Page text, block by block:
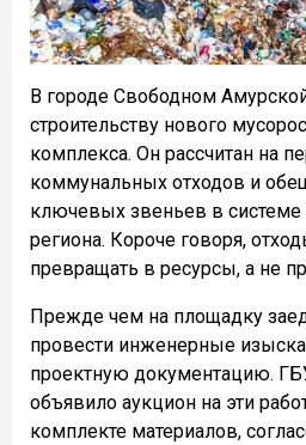
В городе Свободном Амурской
строительству нового
комплекса. Он рассчитан на
коммунальных отходов и
ключевых звеньев в
региона. Короче говоря,
превращать в ресурсы, а не
Прежде чем на площадку
провести инженерные
проектную документацию.
объявило аукцион на эти
комплекте материалов,